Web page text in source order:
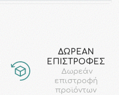
ΔΩΡΕΑΝ
ΕΠΙΣΤΡΟΦΕΣ
Δωρεάν
επιστροφή
προϊόντων